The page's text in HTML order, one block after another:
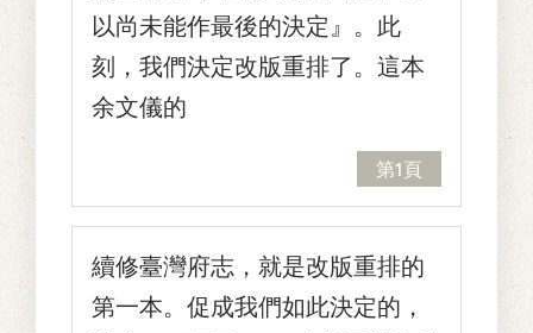
以尚未能作最後的決定』。此
刻，我們決定改版重排了。這本
余文儀的
第1頁
續修臺灣府志，就是改版重排的
第一本。促成我們如此決定的，